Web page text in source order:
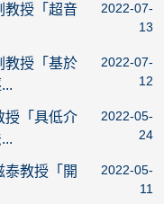
教授「超音
2022-07-
13
教授「基於
2022-07-
12
授「具低介
2022-05-
24
泰教授「開
2022-05-
11